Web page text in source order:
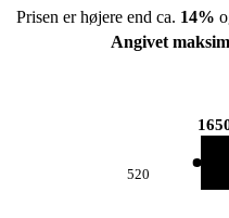
Prisen er højere end ca. 14%
Angivet
520